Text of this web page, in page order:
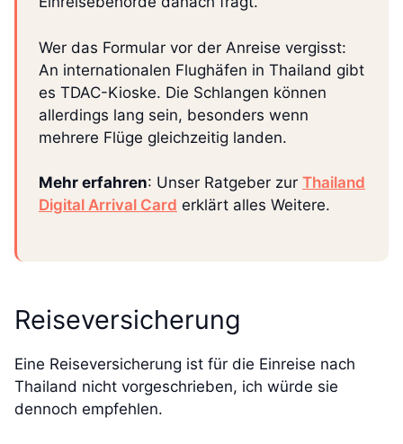
Wer das Formular vor der Anreise vergisst:
An internationalen Flughäfen in Thailand gibt
es TDAC-Kioske. Die Schlangen können
allerdings lang sein, besonders wenn
mehrere Flüge gleichzeitig landen.
Mehr erfahren: Unser Ratgeber zur Thailand
Digital Arrival Card erklärt alles Weitere.
Reiseversicherung
Eine Reiseversicherung ist für die Einreise nach
Thailand nicht vorgeschrieben, ich würde sie
dennoch empfehlen.